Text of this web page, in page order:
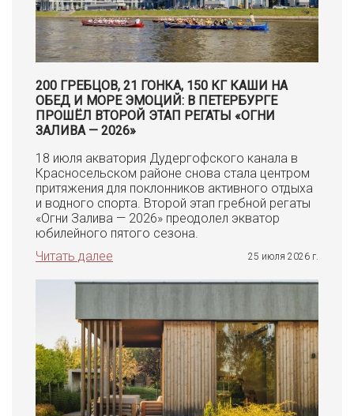
200 ГРЕБЦОВ, 21 ГОНКА, 150 КГ КАШИ НА
ОБЕД И МОРЕ ЭМОЦИЙ: В ПЕТЕРБУРГЕ
ПРОШЁЛ ВТОРОЙ ЭТАП РЕГАТЫ «ОГНИ
ЗАЛИВА — 2026»
18 июля акватория Дудергофского канала в
Красносельском районе снова стала центром
притяжения для поклонников активного отдыха
и водного спорта. Второй этап гребной регаты
«Огни Залива — 2026» преодолел экватор
юбилейного пятого сезона.
Читать далее
25 июля 2026 г.